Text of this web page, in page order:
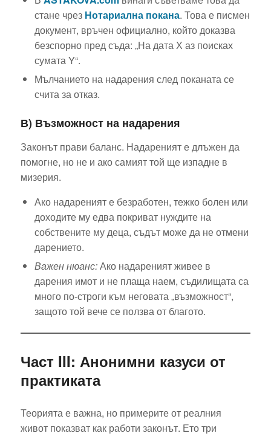
стане чрез Нотариална покана. Това е писмен
документ, връчен официално, който доказва
безспорно пред съда: „На дата Х аз поисках
сумата Y“.
Мълчанието на надарения след поканата се
счита за отказ.
В) Възможност на надарения
Законът прави баланс. Надареният е длъжен да
помогне, но не и ако самият той ще изпадне в
мизерия.
Ако надареният е безработен, тежко болен или
доходите му едва покриват нуждите на
собствените му деца, съдът може да не отмени
дарението.
Важен нюанс:Ако надареният живее в
дарения имот и не плаща наем, съдилищата са
много по-строги към неговата „възможност“,
защото той вече се ползва от благото.
Част III: Анонимни казуси от
практиката
Теорията е важна, но примерите от реалния
живот показват как работи законът. Ето три